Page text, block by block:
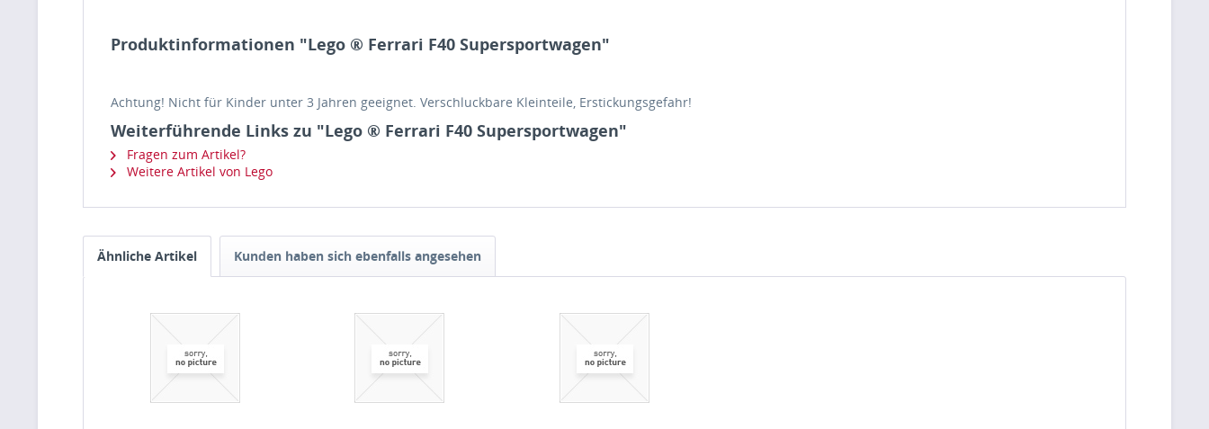
Produktinformationen "Lego ® Ferrari F40 Supersportwagen"
Achtung! Nicht für Kinder unter 3 Jahren geeignet. Verschluckbare Kleinteile, Erstickungsgefahr!
Weiterführende Links zu "Lego ® Ferrari F40 Supersportwagen"
Fragen zum Artikel?
Weitere Artikel von Lego
Ähnliche Artikel Kunden haben sich ebenfalls angesehen